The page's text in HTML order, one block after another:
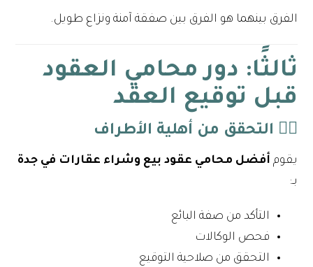
الفرق بينهما هو الفرق بين صفقة آمنة ونزاع طويل.
ثالثًا: دور محامي العقود
قبل توقيع العقد
١️⃣ التحقق من أهلية الأطراف
يقوم أفضل محامي عقود بيع وشراء عقارات في جدة
بـ:
التأكد من صفة البائع
فحص الوكالات
التحقق من صلاحية التوقيع